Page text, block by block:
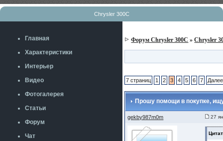
Chrysler 300C
Главная
Характеристики
Интерьер
Видео
Фотогалерея
Статьи
Форум
Чат
Форум Chrysler 300C »Chrysler
7 страниц 1 2 3 4 5 6 7 Далее
Прошу помощи в покупке,
gekby987m0m 27